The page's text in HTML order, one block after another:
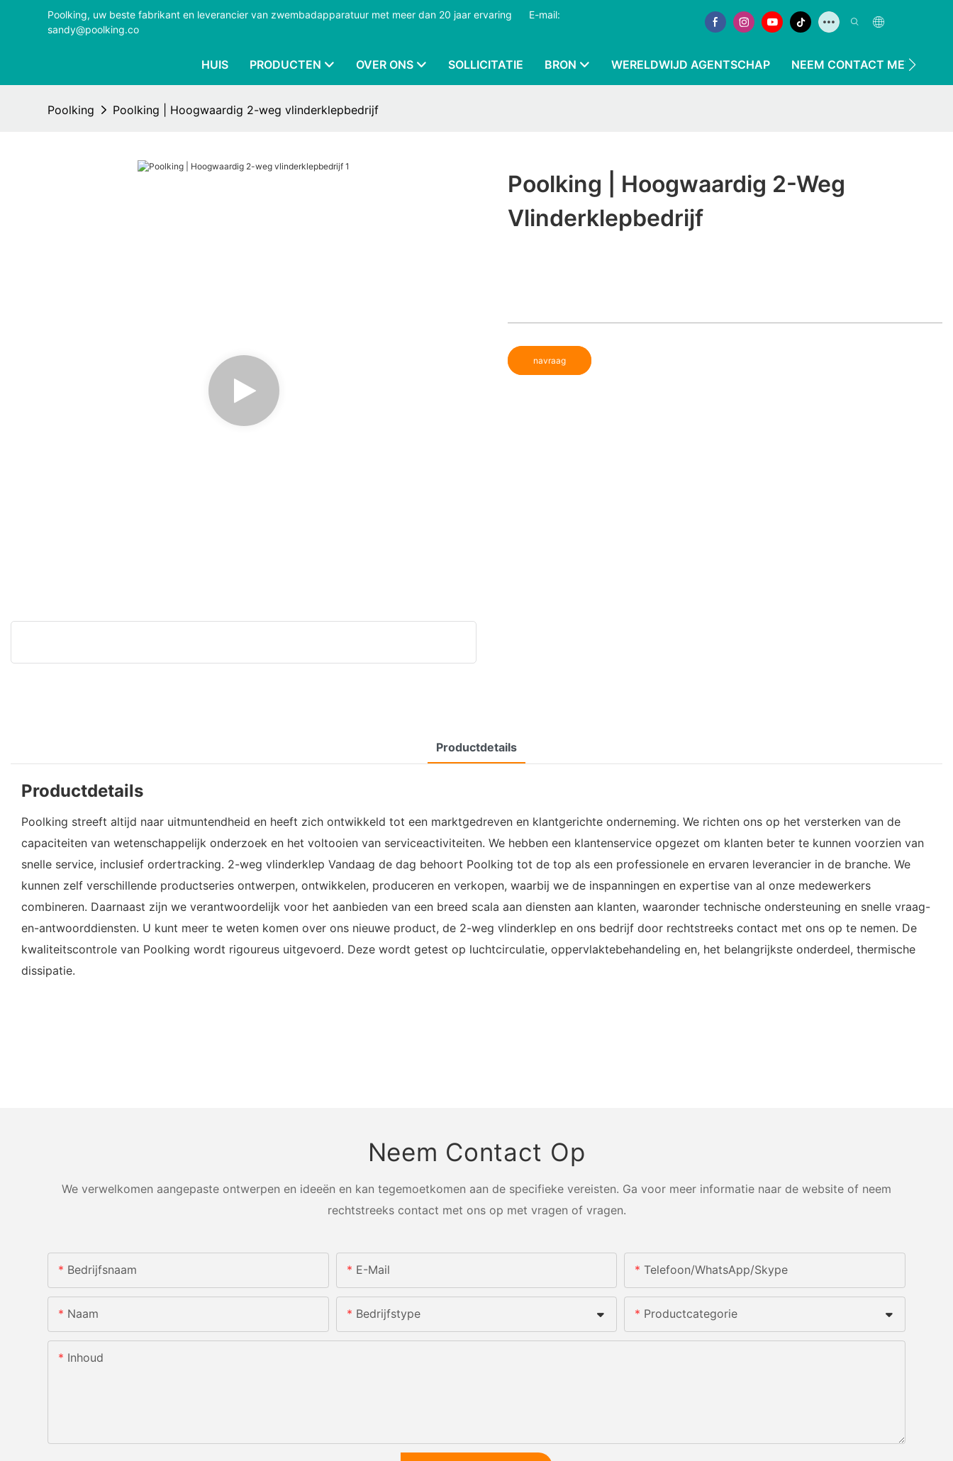
Poolking, uw beste fabrikant en leverancier van zwembadapparatuur met meer dan 20 jaar ervaring
E-mail:
sandy@poolking.co
HUIS PRODUCTEN OVER ONS SOLLICITATIE BRON WERELDWIJD AGENTSCHAP NEEM CONTACT MET ONS
Poolking Poolking | Hoogwaardig 2-weg vlinderklepbedrijf
Poolking | Hoogwaardig 2-Weg
Vlinderklepbedrijf
navraag
Productdetails
Productdetails
Poolking streeft altijd naar uitmuntendheid en heeft zich ontwikkeld tot een marktgedreven en klantgerichte onderneming. We richten ons op het versterken van de
capaciteiten van wetenschappelijk onderzoek en het voltooien van serviceactiviteiten. We hebben een klantenservice opgezet om klanten beter te kunnen voorzien van
snelle service, inclusief ordertracking. 2-weg vlinderklep Vandaag de dag behoort Poolking tot de top als een professionele en ervaren leverancier in de branche. We
kunnen zelf verschillende productseries ontwerpen, ontwikkelen, produceren en verkopen, waarbij we de inspanningen en expertise van al onze medewerkers
combineren. Daarnaast zijn we verantwoordelijk voor het aanbieden van een breed scala aan diensten aan klanten, waaronder technische ondersteuning en snelle vraag-
en-antwoorddiensten. U kunt meer te weten komen over ons nieuwe product, de 2-weg vlinderklep en ons bedrijf door rechtstreeks contact met ons op te nemen. De
kwaliteitscontrole van Poolking wordt rigoureus uitgevoerd. Deze wordt getest op luchtcirculatie, oppervlaktebehandeling en, het belangrijkste onderdeel, thermische
dissipatie.
Neem Contact Op
We verwelkomen aangepaste ontwerpen en ideeën en kan tegemoetkomen aan de specifieke vereisten. Ga voor meer informatie naar de website of neem
rechtstreeks contact met ons op met vragen of vragen.
Bedrijfsnaam E-Mail Telefoon/WhatsApp/Skype
Naam Bedrijfstype Productcategorie
Inhoud